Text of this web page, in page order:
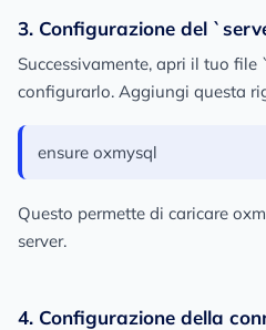
3. Configurazione del
Successivamente, apri il tuo file
configurarlo. Aggiungi questa
ensure oxmysql
Questo permette di caricare
server.
4. Configurazione della